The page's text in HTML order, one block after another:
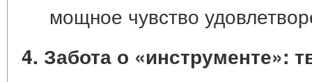
мощное чувство
4. Забота о «инструменте»: